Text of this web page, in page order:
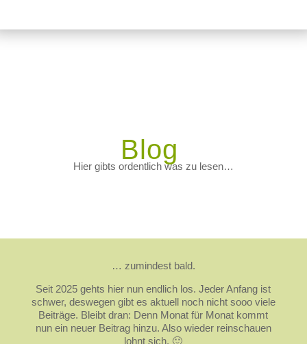
Blog
Hier gibts ordentlich was zu lesen…
… zumindest bald.
Seit 2025 gehts hier nun endlich los. Jeder Anfang ist
schwer, deswegen gibt es aktuell noch nicht sooo viele
Beiträge. Bleibt dran: Denn Monat für Monat kommt
nun ein neuer Beitrag hinzu. Also wieder reinschauen
lohnt sich. 🙂